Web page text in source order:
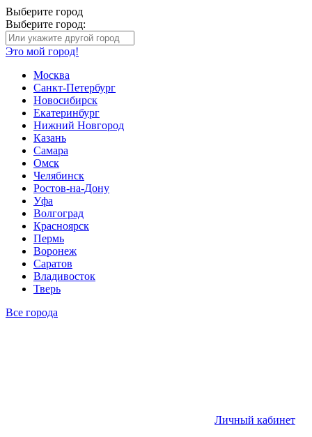
Выберите город
Выберите город:
Это мой город!
Москва
Санкт-Петербург
Новосибирск
Екатеринбург
Нижний Новгород
Казань
Самара
Омск
Челябинск
Ростов-на-Дону
Уфа
Волгоград
Красноярск
Пермь
Воронеж
Саратов
Владивосток
Тверь
Все города
Личный кабинет